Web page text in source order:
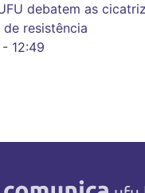
debatem as
resistência
12:49